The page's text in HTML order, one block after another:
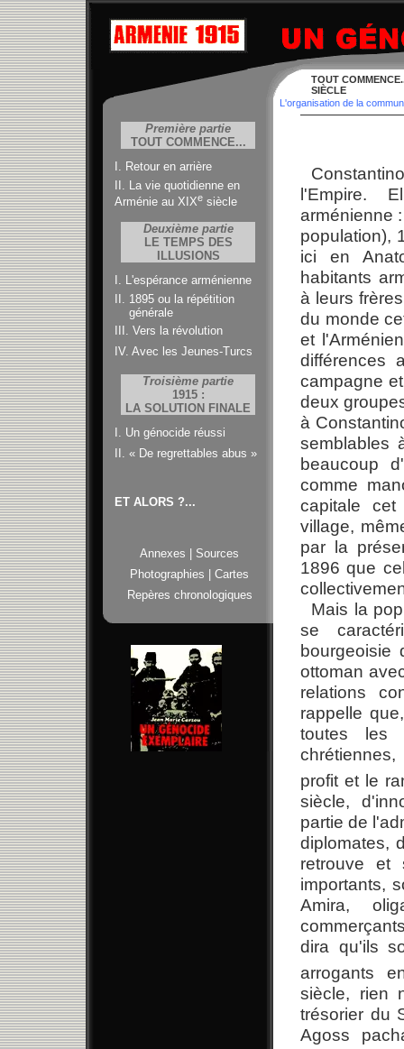
TOUT
SIÈCLE
Première partie
TOUT COMMENCE...
I. Retour en arrière
II. La vie quotidienne en
Arménie au XIXe siècle
Deuxième partie
LE TEMPS DES
ILLUSIONS
I. L'espérance arménienne
II. 1895 ou la répétition
générale
III. Vers la révolution
IV. Avec les Jeunes-Turcs
Troisième partie
1915 :
LA SOLUTION FINALE
I. Un génocide réussi
II. « De regrettables abus »
ET ALORS ?...
Annexes
Sources
Photographies
Cartes
Repères chronologiques
L'organisation de la
l'Empire.
arménienne
population),
ici en
habitants
à leurs
du monde
et
différences
campagne
deux
à
semblables
beaucoup
comme
capitale
village,
par la
1896 que
Mais la
se
bourgeoisie
ottoman
relations
rappelle
toutes les
profit et le
siècle,
partie de
diplomates,
retrouve et
importants,
Amira,
dira qu'ils
arrogants
siècle, rien
trésorier du
Agoss